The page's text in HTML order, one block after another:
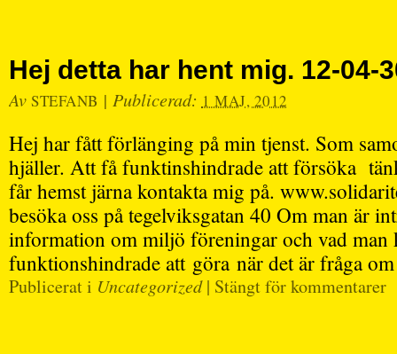
Hej detta har hent mig. 12-04-
Av STEFANB | Publicerad: 1 MAJ, 2012
Hej har fått förlänging på min tjenst. Som
hjäller. Att få funktinshindrade att försöka
får hemst järna kontakta mig på.
besöka oss på tegelviksgatan 40 Om man är
information om miljö föreningar och vad man
funktionshindrade att göra när det är fråga
Publicerat i Uncategorized | Stängt för kommentarer